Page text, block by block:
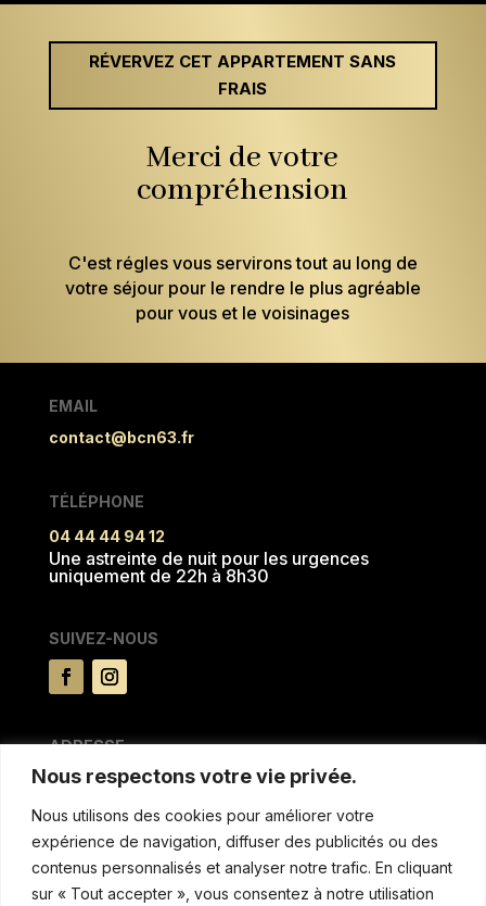
Nous respectons votre vie privée.
Nous utilisons des cookies pour améliorer votre
expérience de navigation, diffuser des publicités ou des
contenus personnalisés et analyser notre trafic. En cliquant
sur « Tout accepter », vous consentez à notre utilisation
RÉVERVEZ CET APPARTEMENT SANS
FRAIS
Merci de votre
compréhension
C'est régles vous servirons tout au long de
votre séjour pour le rendre le plus agréable
pour vous et le voisinages
EMAIL
contact@bcn63.fr
TÉLÉPHONE
04 44 44 94 12
Une astreinte de nuit pour les urgences
uniquement de 22h à 8h30
SUIVEZ-NOUS
ADRESSE
15 rue du Pré la reine
63100 CLERMONT FERRAND
MENTIONS & AUTRES
Politique de confidentialitée